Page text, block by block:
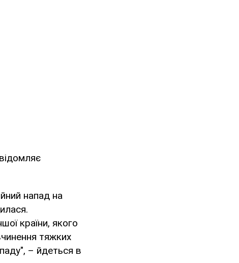
напад на
країни, якого
тяжких
– йдеться в